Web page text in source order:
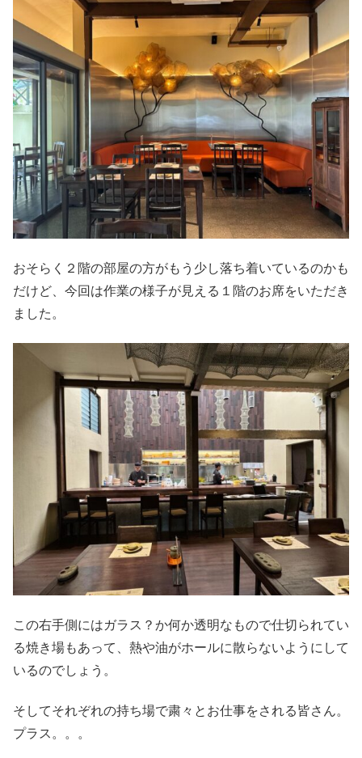
おそらく２階の部屋の方がもう少し落ち着いているのかも
だけど、今回は作業の様子が見える１階のお席をいただき
ました。
この右手側にはガラス？か何か透明なもので仕切られてい
る焼き場もあって、熱や油がホールに散らないようにして
いるのでしょう。
そしてそれぞれの持ち場で粛々とお仕事をされる皆さん。
プラス。。。